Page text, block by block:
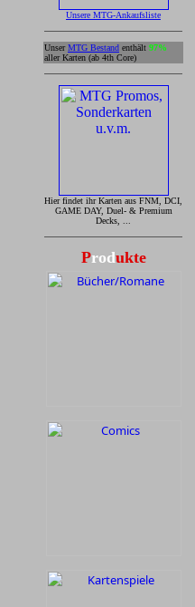
Unsere MTG-Ankaufsliste
UnserMTG Bestand enthält 97%
aller Karten (ab 4th Core)
Hier findet ihr Karten aus FNM, DCI,
GAME DAY, Duel- & Premium
Decks, ...
Produkte